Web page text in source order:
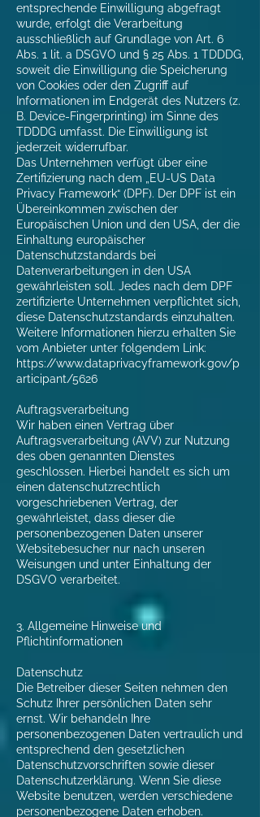
entsprechende Einwilligung abgefragt
wurde, erfolgt die Verarbeitung
ausschließlich auf Grundlage von Art. 6
Abs. 1 lit. a DSGVO und § 25 Abs. 1 TDDDG,
soweit die Einwilligung die Speicherung
von Cookies oder den Zugriff auf
Informationen im Endgerät des Nutzers (z.
B. Device-Fingerprinting) im Sinne des
TDDDG umfasst. Die Einwilligung ist
jederzeit widerrufbar.
Das Unternehmen verfügt über eine
Zertifizierung nach dem „EU-US Data
Privacy Framework“ (DPF). Der DPF ist ein
Übereinkommen zwischen der
Europäischen Union und den USA, der die
Einhaltung europäischer
Datenschutzstandards bei
Datenverarbeitungen in den USA
gewährleisten soll. Jedes nach dem DPF
zertifizierte Unternehmen verpflichtet sich,
diese Datenschutzstandards einzuhalten.
Weitere Informationen hierzu erhalten Sie
vom Anbieter unter folgendem Link:
https://www.dataprivacyframework.gov/p
articipant/5626
Auftragsverarbeitung
Wir haben einen Vertrag über
Auftragsverarbeitung (AVV) zur Nutzung
des oben genannten Dienstes
geschlossen. Hierbei handelt es sich um
einen datenschutzrechtlich
vorgeschriebenen Vertrag, der
gewährleistet, dass dieser die
personenbezogenen Daten unserer
Websitebesucher nur nach unseren
Weisungen und unter Einhaltung der
DSGVO verarbeitet.
3. Allgemeine Hinweise und
Pflichtinformationen
Datenschutz
Die Betreiber dieser Seiten nehmen den
Schutz Ihrer persönlichen Daten sehr
ernst. Wir behandeln Ihre
personenbezogenen Daten vertraulich und
entsprechend den gesetzlichen
Datenschutzvorschriften sowie dieser
Datenschutzerklärung. Wenn Sie diese
Website benutzen, werden verschiedene
personenbezogene Daten erhoben.